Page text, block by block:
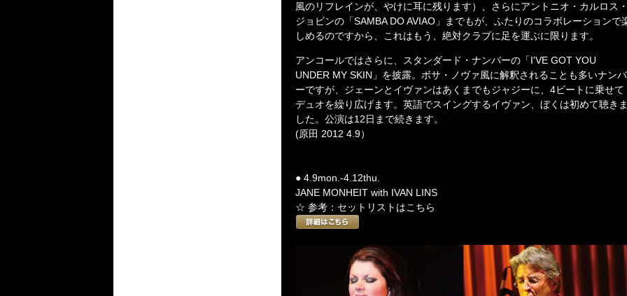
風のリフレインが、やけに耳に残ります）、さらにアントニオ・カルロス・
ジョビンの「SAMBA DO AVIAO」までもが、ふたりのコラボレーションで
しめるのですから、これはもう、絶対クラブに足を運ぶに限ります。
アンコールではさらに、スタンダード・ナンバーの「I'VE GOT YOU
UNDER MY SKIN」を披露。ボサ・ノヴァ風に解釈されることも多いナンバ
ーですが、ジェーンとイヴァンはあくまでもジャジーに、4ビートに乗せて
デュオを繰り広げます。英語でスイングするイヴァン、ぼくは初めて聴きま
した。公演は12日まで続きます。
(原田 2012 4.9）
● 4.9mon.-4.12thu.
JANE MONHEIT with IVAN LINS
☆ 参考：セットリストはこちら